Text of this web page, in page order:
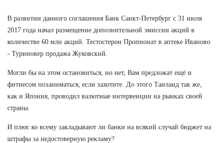
В развитии данного соглашения Банк Санкт-Петербург с 31 июля
2017 года начал размещение дополнительной эмиссии акций в
количестве 60 млн акций. Тестостерон Пропионат в аптеке Иваново
- Туриновер продажа Жуковский.
Могли бы на этом остановиться, но нет, Вам предложат ещё и
фитнесом позаниматься, если захотите. До этого Таиланд так же,
как и Япония, проводил валютные интервенции на рынках своей
страны.
И плюс ко всему закладывают ли банки на всякий случай бюджет на
штрафы за недостоверную рекламу?